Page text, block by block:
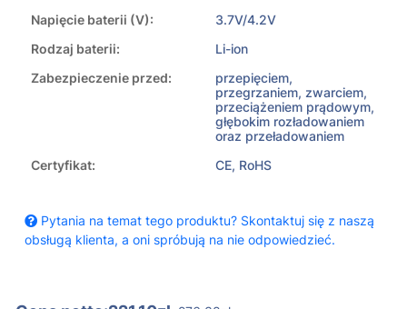
Napięcie baterii (V):
3.7V/4.2V
Rodzaj baterii:
Li-ion
Zabezpieczenie przed:
przepięciem,
przegrzaniem, zwarciem,
przeciążeniem prądowym,
głębokim rozładowaniem
oraz przeładowaniem
Certyfikat:
CE, RoHS
Pytania na temat tego produktu? Skontaktuj się z naszą
obsługą klienta, a oni spróbują na nie odpowiedzieć.